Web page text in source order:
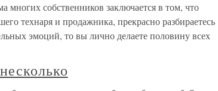
собственников заключается в том, что
технаря и продажника, прекрасно разбираетесь
эмоций, то вы лично делаете половину всех